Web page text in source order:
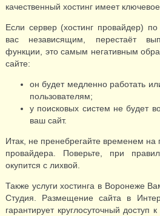
качественный хостинг имеет
Если сервер (хостинг провайдер)
вас независящим, перестаёт
функции, это самым негативным
сайте:
он будет медленно работать
пользователям;
у поисковых систем не будет
ваш сайт.
Итак, не пренебрегайте временем на
провайдера. Поверьте, при
окупится с лихвой.
Также услуги хостинга в Воронеже
Студия. Размещение сайта в
гарантирует круглосуточный доступ